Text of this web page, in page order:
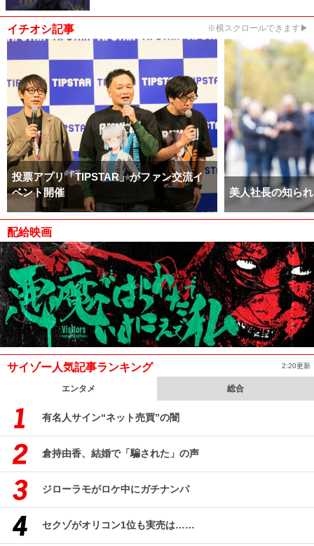
イチオシ記事 ※横スクロールできます▶
投票アプリ「TIPSTAR」がファン交流イ
ベント開催
美人社長の知ら
配給映画
サイゾー人気記事ランキング 2:20更新
エンタメ 総合
有名人サイン“ネット売買”の闇
倉持由香、結婚で「騙された」の声
ジローラモがロケ中にガチナンパ
セクゾがオリコン1位も実売は……